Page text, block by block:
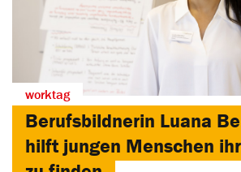
worktag
Berufsbildnerin Luana
hilft jungen Menschen